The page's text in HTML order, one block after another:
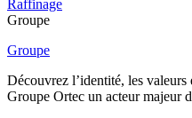
Raffinage
Groupe
Groupe
Découvrez l’identité, les
Groupe Ortec un acteur majeur